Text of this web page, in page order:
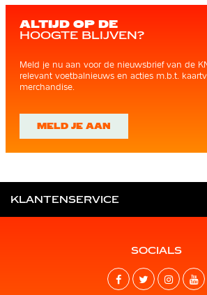
ALTIJD OP DE
HOOGTE BLIJVEN?
Meld je nu aan voor de nieuwsbrief van de
relevant voetbalnieuws en acties m.b.t.
merchandise.
MELD JE AAN
KLANTENSERVICE
SOCIALS